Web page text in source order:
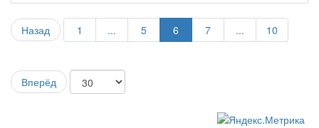
Назад 1 ... 5 6 7 ... 10
Вперёд